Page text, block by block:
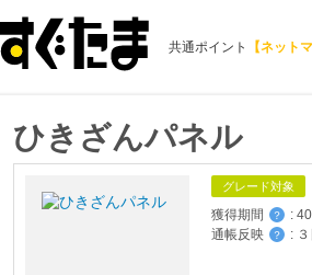
共通ポイント 【ネット
ひきざんパネル
グレード対象
獲得期間 ？ :
通帳反映
？ :